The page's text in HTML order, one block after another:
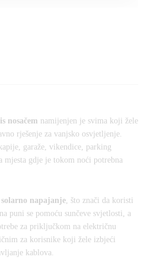
nosačem namijenjen je svima koji žele
rješenje za vanjsko osvjetljenje.
garaže, vikendice, parking
mjesta gdje je tokom noći potrebna
solarno napajanje , što znači da koristi
puni se pomoću sunčeve svjetlosti, a
za priključkom na električnu
za korisnike koji žele izbjeći
kablova.